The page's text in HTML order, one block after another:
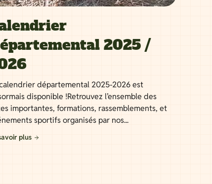
2025 /
départemental 2025-2026 est
disponible !Retrouvez l’ensemble des
importantes, formations, rassemblements, et
sportifs organisés par nos...
plus